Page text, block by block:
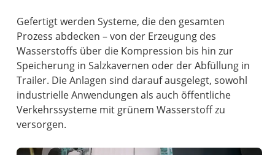
Gefertigt werden Systeme, die den gesamten
Prozess abdecken – von der Erzeugung des
Wasserstoffs über die Kompression bis hin zur
Speicherung in Salzkavernen oder der Abfüllung in
Trailer. Die Anlagen sind darauf ausgelegt, sowohl
industrielle Anwendungen als auch öffentliche
Verkehrssysteme mit grünem Wasserstoff zu
versorgen.